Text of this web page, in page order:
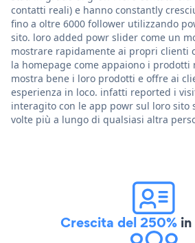
contatti reali) e hanno constantly
fino a oltre 6000 follower utilizzando
sito. loro added powr slider come un
mostrare rapidamente ai propri clienti
la homepage come appaiono i prodotti
mostra bene i loro prodotti e offre ai
esperienza in loco. infatti reported i
interagito con le app powr sul loro sito
volte più a lungo di qualsiasi altra
Crescita del 250%